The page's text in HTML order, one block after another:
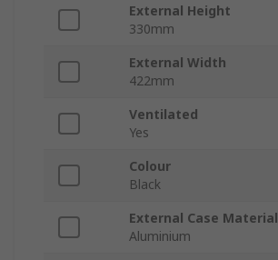
External Height
330mm
External Width
422mm
Ventilated
Yes
Colour
Black
External Case Material
Aluminium